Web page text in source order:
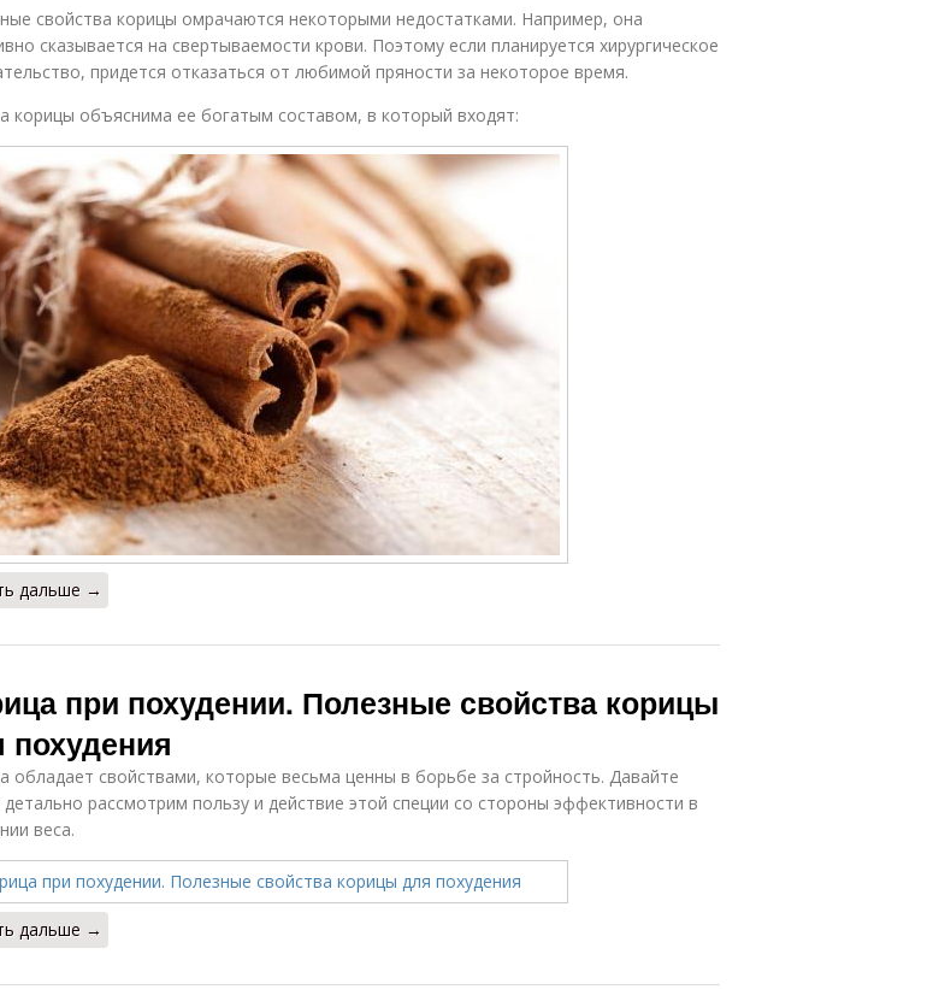
свойства корицы омрачаются некоторыми недостатками. Например, она
сказывается на свертываемости крови. Поэтому если планируется хирургическое
придется отказаться от любимой пряности за некоторое время.
корицы объяснима ее богатым составом, в который входят:
дальше →
при похудении. Полезные свойства корицы
похудения
обладает свойствами, которые весьма ценны в борьбе за стройность. Давайте
рассмотрим пользу и действие этой специи со стороны эффективности в
веса.
дальше →